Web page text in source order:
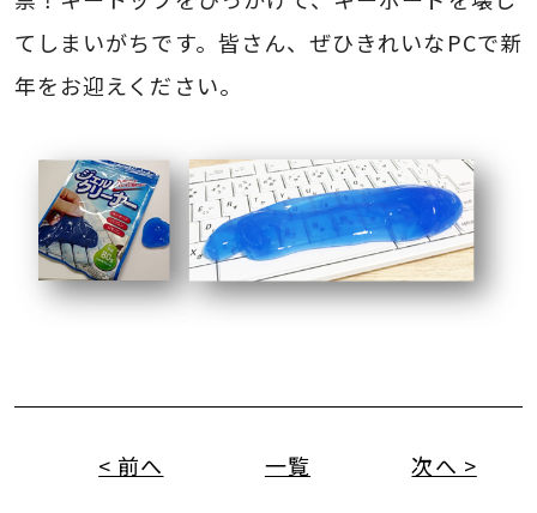
てしまいがちです。皆さん、ぜひきれいなPCで新
年をお迎えください。
< 前へ 一覧 次へ >